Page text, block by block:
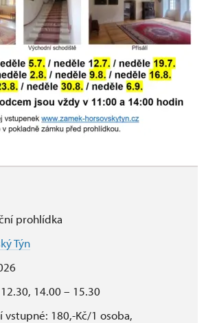
prohlídka
Týn
14.00 – 15.30
vstupné: 180,-Kč/1 osoba,